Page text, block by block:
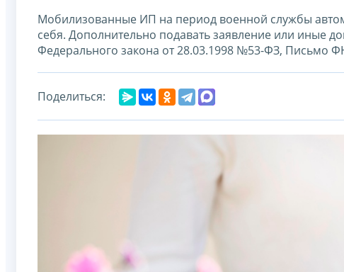
Мобилизованные ИП на период военной службы
себя. Дополнительно подавать заявление или иные
Федерального закона от 28.03.1998 №53-ФЗ, Письмо
Поделиться: